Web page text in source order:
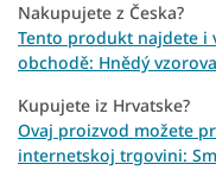
Nakupujete z Česka?
Tento produkt najdete i
obchodě: Hnědý
Kupujete iz Hrvatske?
Ovaj proizvod možete
internetskoj trgovini: